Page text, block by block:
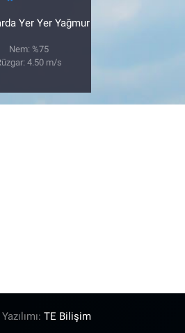
Yer Yer Yağmur
Nem: %75
4.50 m/s
TE Bilişim